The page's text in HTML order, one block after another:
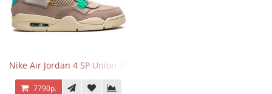
Nike Air Jordan 4 SP Union 30th Anniversary Taupe Haze
7790р.